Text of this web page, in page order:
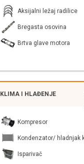
Aksijalni ležaj radilice
Bregasta osovina
Brtva glave motora
KLIMA I HLAĐENJE
Kompresor
Kondenzator/ hladnjak
Isparivač